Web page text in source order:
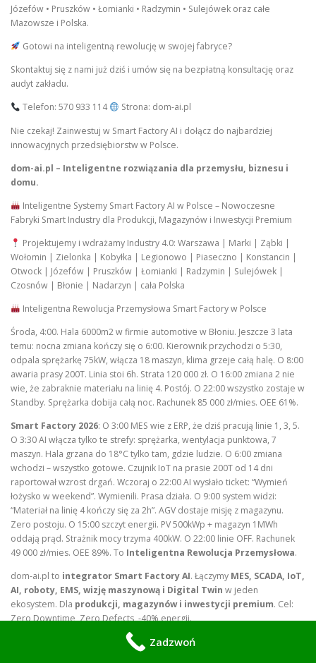
Józefów • Pruszków • Łomianki • Radzymin • Sulejówek oraz całe
Mazowsze i Polska.
Gotowi na inteligentną rewolucję w swojej fabryce?
Skontaktuj się z nami już dziś i umów się na bezpłatną konsultację oraz
audyt zakładu.
Telefon: 570 933 114
Strona: dom-ai.pl
Nie czekaj! Zainwestuj w Smart Factory AI i dołącz do najbardziej
innowacyjnych przedsiębiorstw w Polsce.
dom-ai.pl – Inteligentne rozwiązania dla przemysłu, biznesu i
domu.
Inteligentne Systemy Smart Factory AI w Polsce – Nowoczesne
Fabryki Smart Industry dla Produkcji, Magazynów i Inwestycji Premium
Projektujemy i wdrażamy Industry 4.0: Warszawa | Marki | Ząbki |
Wołomin | Zielonka | Kobyłka | Legionowo | Piaseczno | Konstancin |
Otwock | Józefów | Pruszków | Łomianki | Radzymin | Sulejówek |
Czosnów | Błonie | Nadarzyn | cała Polska
Inteligentna Rewolucja Przemysłowa Smart Factory w Polsce
Środa, 4:00. Hala 6000m2 w firmie automotive w Błoniu. Jeszcze 3 lata
temu: nocna zmiana kończy się o 6:00. Kierownik przychodzi o 5:30,
odpala sprężarkę 75kW, włącza 18 maszyn, klima grzeje całą halę. O 8:00
awaria prasy 200T. Linia stoi 6h. Strata 120 000 zł. O 16:00 zmiana 2 nie
wie, że zabraknie materiału na linię 4. Postój. O 22:00 wszystko zostaje w
Standby. Sprężarka dobija całą noc. Rachunek 85 000 zł/mies. OEE 61%.
Smart Factory 2026: O 3:00 MES wie z ERP, że dziś pracują linie 1, 3, 5.
O 3:30 AI włącza tylko te strefy: sprężarka, wentylacja punktowa, 7
maszyn. Hala grzana do 18°C tylko tam, gdzie ludzie. O 6:00 zmiana
wchodzi – wszystko gotowe. Czujnik IoT na prasie 200T od 14 dni
raportował wzrost drgań. Wczoraj o 22:00 AI wysłało ticket: “Wymień
łożysko w weekend”. Wymienili. Prasa działa. O 9:00 system widzi:
“Materiał na linię 4 kończy się za 2h”. AGV dostaje misję z magazynu.
Zero postoju. O 15:00 szczyt energii. PV 500kWp + magazyn 1MWh
oddają prąd. Strażnik mocy trzyma 400kW. O 22:00 linie OFF. Rachunek
49 000 zł/mies. OEE 89%. To Inteligentna Rewolucja Przemysłowa.
dom-ai.pl to integrator Smart Factory AI. Łączymy MES, SCADA, IoT,
AI, roboty, EMS, wizję maszynową i Digital Twin w jeden
ekosystem. Dla produkcji, magazynów i inwestycji premium. Cel:
Zero Downtime, Zero Defects, -40% energii.
Skontaktuj się po audyt Industry 4.0: 570 933 114 |
Zadzwoń